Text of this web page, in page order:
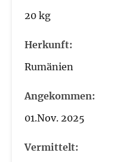
20 kg
Herkunft:
Rumänien
Angekommen:
01.Nov. 2025
Vermittelt: